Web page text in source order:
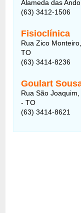
Alameda das
(63) 3412-1506
Fisioclínica
Rua Zico
TO
(63) 3414-8236
Goulart
Rua São
- TO
(63) 3414-8621